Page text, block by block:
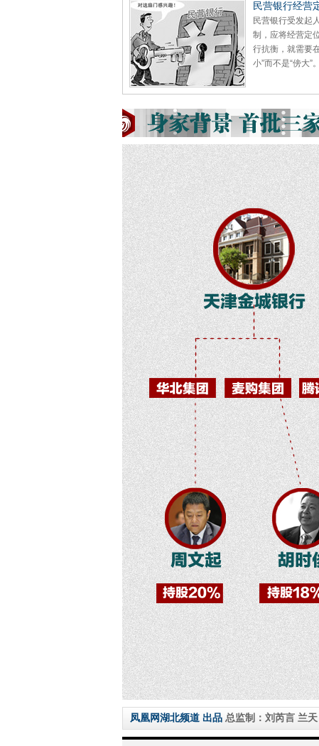
民营银行经营
民营银行受发起
制，应将经营定
行抗衡，就需要
小”而不是“傍大”。
凤凰网湖北频道 出品 总监制：刘芮言 兰